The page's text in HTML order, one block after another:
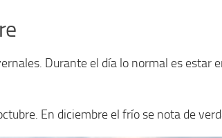
Durante el día lo normal es estar
En diciembre el frío se nota de